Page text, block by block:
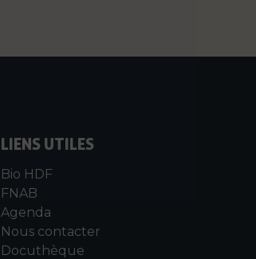
LIENS UTILES
Bio HDF
FNAB
Agenda
Nous contacter
Docuthèque